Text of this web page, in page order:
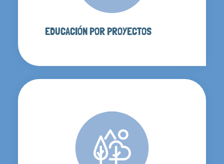
EDUCACIÓN POR PROYECTOS